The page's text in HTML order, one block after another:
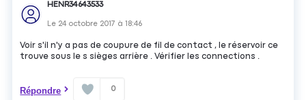
HENR34643533
Le 24 octobre 2017 à18:46
Voir s'il n'y a pas de coupure de fil de contact , le réservoir ce
trouve sous le s sièges arrière . Vérifier les connections .
Répondre 0